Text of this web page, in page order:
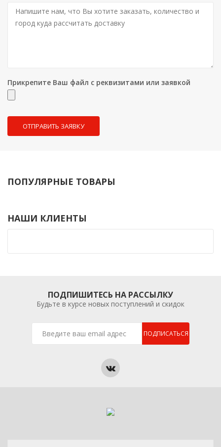
Прикрепите Ваш файл с реквизитами или заявкой
ПОПУЛЯРНЫЕ ТОВАРЫ
НАШИ КЛИЕНТЫ
ПОДПИШИТЕСЬ НА РАССЫЛКУ
Будьте в курсе новых поступлений и скидок
ПОДПИСАТЬСЯ